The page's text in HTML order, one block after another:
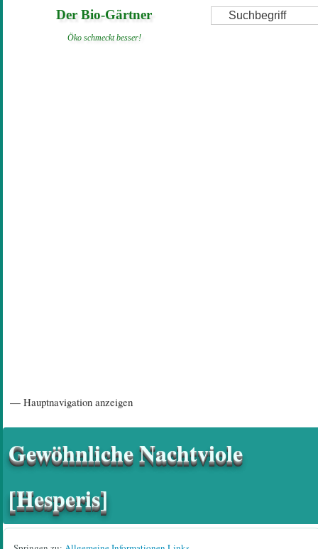
Suche
Der Bio-Gärtner
Öko schmeckt besser!
— Hauptnavigation anzeigen
Gewöhnliche Nachtviole
[Hesperis]